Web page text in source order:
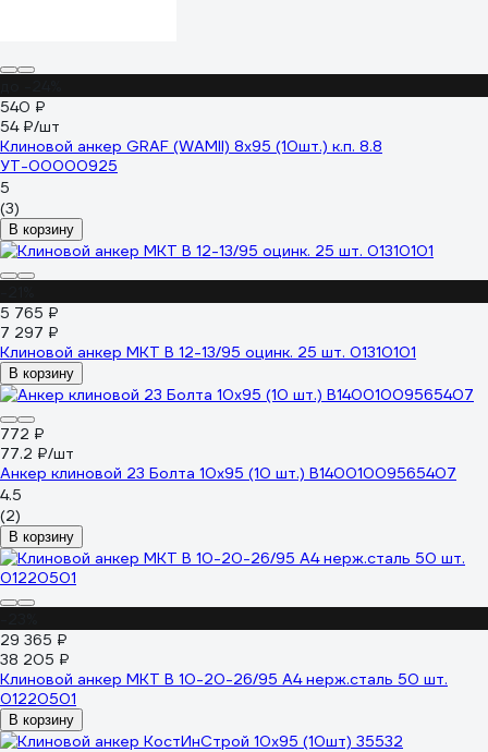
540 ₽
54 ₽/шт
Клиновой анкер GRAF (WAMII) 8x95 (10шт.) к.п. 8.8
УТ-00000925
5
(3)
В корзину
5 765 ₽
7 297 ₽
Клиновой анкер MKT B 12-13/95 оцинк. 25 шт. 01310101
В корзину
772 ₽
77.2 ₽/шт
Анкер клиновой 23 Болта 10x95 (10 шт.) B14001009565407
4.5
(2)
В корзину
29 365 ₽
38 205 ₽
Клиновой анкер MKT B 10-20-26/95 A4 нерж.сталь 50 шт.
01220501
В корзину